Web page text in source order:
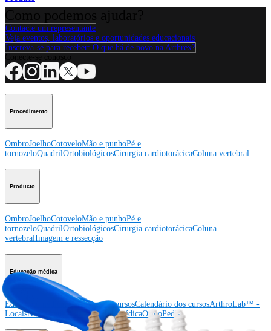
Contacte um representante
Veja eventos, laboratórios e oportunidades educacionais
Inscreva-se para receber: O que há de novo na Arthrex?
Procedimento
OmbroJoelhoCotoveloMão e punhoPé e
tornozeloQuadrilOrtobiológicosCirurgia cardiotorácicaColuna vertebral
Producto
OmbroJoelhoCotoveloMão e punhoPé e
tornozeloQuadrilOrtobiológicosCirurgia cardiotorácicaColuna
vertebralImagem e ressecção
Educação médica
Educação médica Descrição dos cursosCalendário dos cursosArthroLab™ -
LocaisNossa equipe de educação médicaOrthoPedia